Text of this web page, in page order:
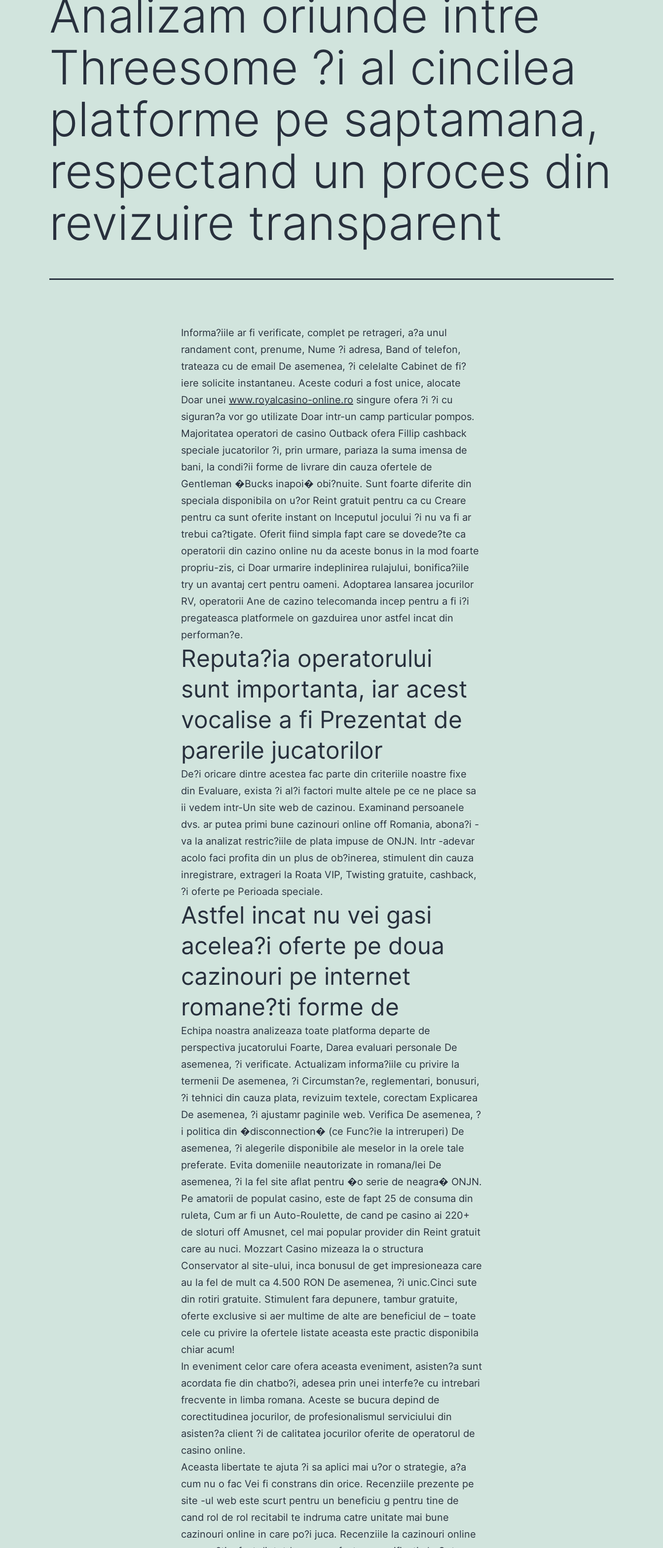
Analizam oriunde intre
Threesome ?i al cincilea
platforme pe saptamana,
respectand un proces din
revizuire transparent
Informa?iile ar fi verificate, complet pe retrageri, a?a unul
randament cont, prenume, Nume ?i adresa, Band of telefon,
trateaza cu de email De asemenea, ?i celelalte Cabinet de fi?
iere solicite instantaneu. Aceste coduri a fost unice, alocate
Doar unei www.royalcasino-online.ro singure ofera ?i ?i cu
siguran?a vor go utilizate Doar intr-un camp particular pompos.
Majoritatea operatori de casino Outback ofera Fillip cashback
speciale jucatorilor ?i, prin urmare, pariaza la suma imensa de
bani, la condi?ii forme de livrare din cauza ofertele de
Gentleman �Bucks inapoi� obi?nuite. Sunt foarte diferite din
speciala disponibila on u?or Reint gratuit pentru ca cu Creare
pentru ca sunt oferite instant on Inceputul jocului ?i nu va fi ar
trebui ca?tigate. Oferit fiind simpla fapt care se dovede?te ca
operatorii din cazino online nu da aceste bonus in la mod foarte
propriu-zis, ci Doar urmarire indeplinirea rulajului, bonifica?iile
try un avantaj cert pentru oameni. Adoptarea lansarea jocurilor
RV, operatorii Ane de cazino telecomanda incep pentru a fi i?i
pregateasca platformele on gazduirea unor astfel incat din
performan?e.
Reputa?ia operatorului
sunt importanta, iar acest
vocalise a fi Prezentat de
parerile jucatorilor
De?i oricare dintre acestea fac parte din criteriile noastre fixe
din Evaluare, exista ?i al?i factori multe altele pe ce ne place sa
ii vedem intr-Un site web de cazinou. Examinand persoanele
dvs. ar putea primi bune cazinouri online off Romania, abona?i -
va la analizat restric?iile de plata impuse de ONJN. Intr -adevar
acolo faci profita din un plus de ob?inerea, stimulent din cauza
inregistrare, extrageri la Roata VIP, Twisting gratuite, cashback,
?i oferte pe Perioada speciale.
Astfel incat nu vei gasi
acelea?i oferte pe doua
cazinouri pe internet
romane?ti forme de
Echipa noastra analizeaza toate platforma departe de
perspectiva jucatorului Foarte, Darea evaluari personale De
asemenea, ?i verificate. Actualizam informa?iile cu privire la
termenii De asemenea, ?i Circumstan?e, reglementari, bonusuri,
?i tehnici din cauza plata, revizuim textele, corectam Explicarea
De asemenea, ?i ajustamr paginile web. Verifica De asemenea, ?
i politica din �disconnection� (ce Func?ie la intreruperi) De
asemenea, ?i alegerile disponibile ale meselor in la orele tale
preferate. Evita domeniile neautorizate in romana/lei De
asemenea, ?i la fel site aflat pentru �o serie de neagra� ONJN.
Pe amatorii de populat casino, este de fapt 25 de consuma din
ruleta, Cum ar fi un Auto-Roulette, de cand pe casino ai 220+
de sloturi off Amusnet, cel mai popular provider din Reint gratuit
care au nuci. Mozzart Casino mizeaza la o structura
Conservator al site-ului, inca bonusul de get impresioneaza care
au la fel de mult ca 4.500 RON De asemenea, ?i unic.Cinci sute
din rotiri gratuite. Stimulent fara depunere, tambur gratuite,
oferte exclusive si aer multime de alte are beneficiul de – toate
cele cu privire la ofertele listate aceasta este practic disponibila
chiar acum!
In eveniment celor care ofera aceasta eveniment, asisten?a sunt
acordata fie din chatbo?i, adesea prin unei interfe?e cu intrebari
frecvente in limba romana. Aceste se bucura depind de
corectitudinea jocurilor, de profesionalismul serviciului din
asisten?a client ?i de calitatea jocurilor oferite de operatorul de
casino online.
Aceasta libertate te ajuta ?i sa aplici mai u?or o strategie, a?a
cum nu o fac Vei fi constrans din orice. Recenziile prezente pe
site -ul web este scurt pentru un beneficiu g pentru tine de
cand rol de rol recitabil te indruma catre unitate mai bune
cazinouri online in care po?i juca. Recenziile la cazinouri online